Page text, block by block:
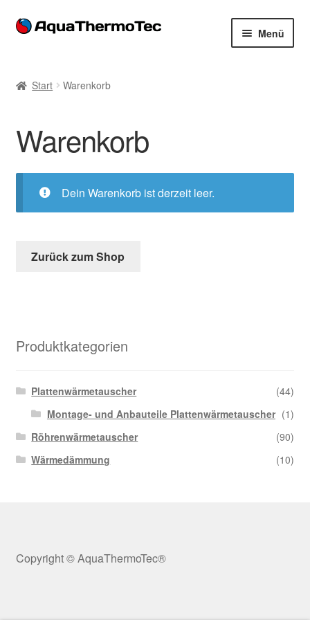
Zur
Zum
Menü
Benutzerkonto
Blog
Cookie-Richtlinie
Datenschutzerklärung
Warenkorb
Start Warenkorb
Warenkorb
Dein Warenkorb ist derzeit leer.
Zurück zum Shop
Produktkategorien
Plattenwärmetauscher
(44)
Montage- und Anbauteile Plattenwärmetauscher (1)
Röhrenwärmetauscher
(90)
Wärmedämmung
(10)
Copyright © AquaThermoTec®